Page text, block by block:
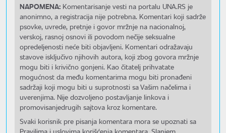
NAPOMENA: Komentarisanje vesti na portalu UNA.RS je
anonimno, a registracija nije potrebna. Komentari koji sadrže
psovke, uvrede, pretnje i govor mržnje na nacionalnoj,
verskoj, rasnoj osnovi ili povodom nečije seksualne
opredeljenosti neće biti objavljeni. Komentari odražavaju
stavove isključivo njihovih autora, koji zbog govora mržnje
mogu biti i krivično gonjeni. Kao čitatelj prihvatate
mogućnost da među komentarima mogu biti pronađeni
sadržaji koji mogu biti u suprotnosti sa Vašim načelima i
uverenjima. Nije dozvoljeno postavljanje linkova i
promovisanjedrugih sajtova kroz komentare.
Svaki korisnik pre pisanja komentara mora se upoznati sa